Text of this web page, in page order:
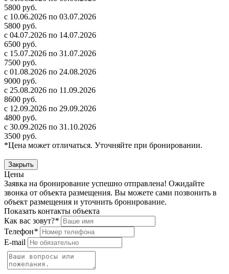
5800 руб.
с 10.06.2026 по 03.07.2026
5800 руб.
с 04.07.2026 по 14.07.2026
6500 руб.
с 15.07.2026 по 31.07.2026
7500 руб.
с 01.08.2026 по 24.08.2026
9000 руб.
с 25.08.2026 по 11.09.2026
8600 руб.
с 12.09.2026 по 29.09.2026
4800 руб.
с 30.09.2026 по 31.10.2026
3500 руб.
*Цена может отличаться. Уточняйте при бронировании.
Закрыть
Цены
Заявка на бронирование успешно отправлена! Ожидайте
звонка от объекта размещения. Вы можете сами позвонить в
объект размещения и уточнить бронирование.
Показать контакты объекта
Как вас зовут?*
Телефон*
E-mail